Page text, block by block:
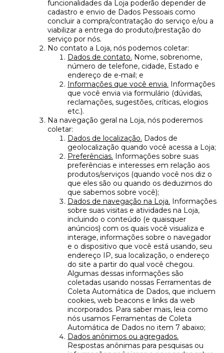
funcionalidades da Loja poderão depender de
cadastro e envio de Dados Pessoais como
concluir a compra/contratação do serviço e/ou a
viabilizar a entrega do produto/prestação do
serviço por nós.
No contato a Loja, nós podemos coletar:
Dados de contato. Nome, sobrenome,
número de telefone, cidade, Estado e
endereço de e-mail; e
Informações que você envia. Informações
que você envia via formulário (dúvidas,
reclamações, sugestões, críticas, elogios
etc.).
Na navegação geral na Loja, nós poderemos
coletar:
Dados de localização. Dados de
geolocalização quando você acessa a Loja;
Preferências. Informações sobre suas
preferências e interesses em relação aos
produtos/serviços (quando você nos diz o
que eles são ou quando os deduzimos do
que sabemos sobre você);
Dados de navegação na Loja. Informações
sobre suas visitas e atividades na Loja,
incluindo o conteúdo (e quaisquer
anúncios) com os quais você visualiza e
interage, informações sobre o navegador
e o dispositivo que você está usando, seu
endereço IP, sua localização, o endereço
do site a partir do qual você chegou.
Algumas dessas informações são
coletadas usando nossas Ferramentas de
Coleta Automática de Dados, que incluem
cookies, web beacons e links da web
incorporados. Para saber mais, leia como
nós usamos Ferramentas de Coleta
Automática de Dados no item 7 abaixo;
Dados anônimos ou agregados.
Respostas anônimas para pesquisas ou